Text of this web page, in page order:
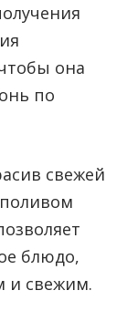
она
по
свежей
блюдо,
и свежим.